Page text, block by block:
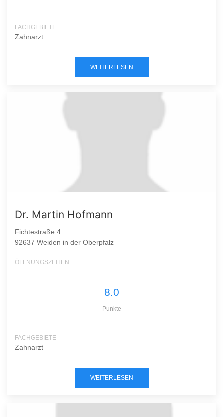
FACHGEBIETE
Zahnarzt
WEITERLESEN
Dr. Martin Hofmann
Fichtestraße 4
92637 Weiden in der Oberpfalz
ÖFFNUNGSZEITEN
8.0
Punkte
FACHGEBIETE
Zahnarzt
WEITERLESEN